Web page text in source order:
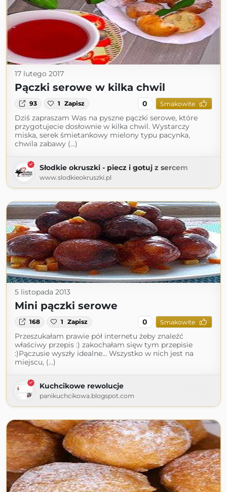
17 lutego 2017
Pączki serowe w kilka chwil
93 1 Zapisz 0 Smakowite
Dziś zapraszam Was na pyszne pączki serowe, które
przygotujecie dosłownie w kilka chwil. Wystarczy
miska, serek śmietankowy mielony typu pacynka,
chwila zabawy (...)
Słodkie okruszki - piecz i gotuj z sercem
www.slodkieokruszki.pl
5 listopada 2013
Mini pączki serowe
168 1 Zapisz 0 Smakowite
Przeszukałam prawie pół internetu żeby znaleźć
właściwy przepis :) zakochałam sięw tym przepisie
:)Pączusie wyszły idealne... Wszystko w nich jest na
miejscu, (...)
Kuchcikowe rewolucje
panikuchcikowa.blogspot.com